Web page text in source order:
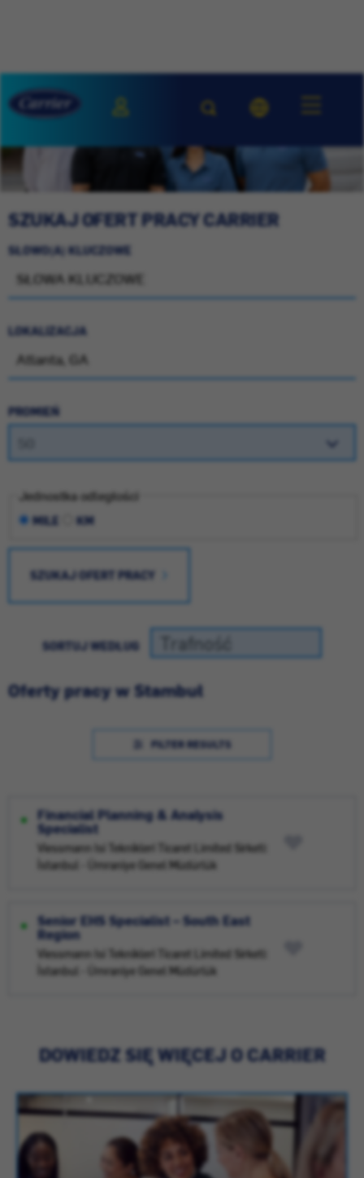
SZUKAJ OFERT PRACY CARRIER
SŁOWO(A) KLUCZOWE
LOKALIZACJA
PROMIEŃ
Jednostka odległości
MILE KM
SZUKAJ OFERT PRACY
SORTUJ WEDŁUG
Oferty pracy w Stambuł
FILTER RESULTS
Financial Planning & Analysis
Specialist
Viessmann Isi Teknikleri Ticaret Limited Sirketi:
İstanbul - Ümraniye Genel Müdürlük
Senior EHS Specialist – South East
Region
Viessmann Isi Teknikleri Ticaret Limited Sirketi:
İstanbul - Ümraniye Genel Müdürlük
DOWIEDZ SIĘ WIĘCEJ O CARRIER